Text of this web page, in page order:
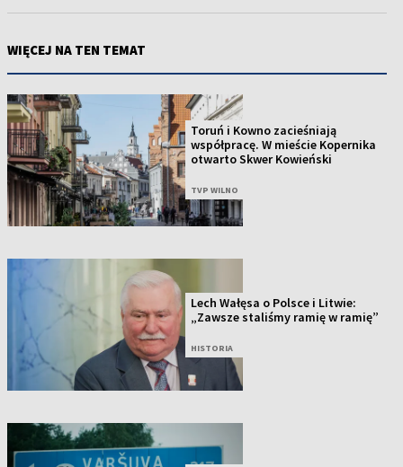
WIĘCEJ NA TEN TEMAT
Toruń i Kowno zacieśniają
współpracę. W mieście Kopernika
otwarto Skwer Kowieński
TVP WILNO
Lech Wałęsa o Polsce i Litwie:
„Zawsze staliśmy ramię w ramię”
HISTORIA